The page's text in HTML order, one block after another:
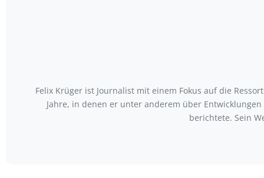
Felix Krüger ist Journalist mit einem Fokus auf die
Jahre, in denen er unter anderem über
berichtete. Sein